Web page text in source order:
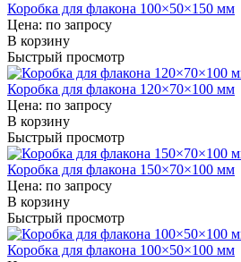
Коробка для флакона 100×50×150 мм
Цена: по запросу
В корзину
Быстрый просмотр
Коробка для флакона 120×70×100 мм
Цена: по запросу
В корзину
Быстрый просмотр
Коробка для флакона 150×70×100 мм
Цена: по запросу
В корзину
Быстрый просмотр
Коробка для флакона 100×50×100 мм